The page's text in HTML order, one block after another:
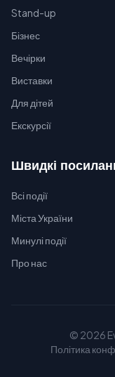
Stand-up
Бізнес
Вечірки
Виставки
Для дітей
Екскурсії
Швидкі
Всі події
Міста України
Минулі події
Про нас
© 2026
Політика